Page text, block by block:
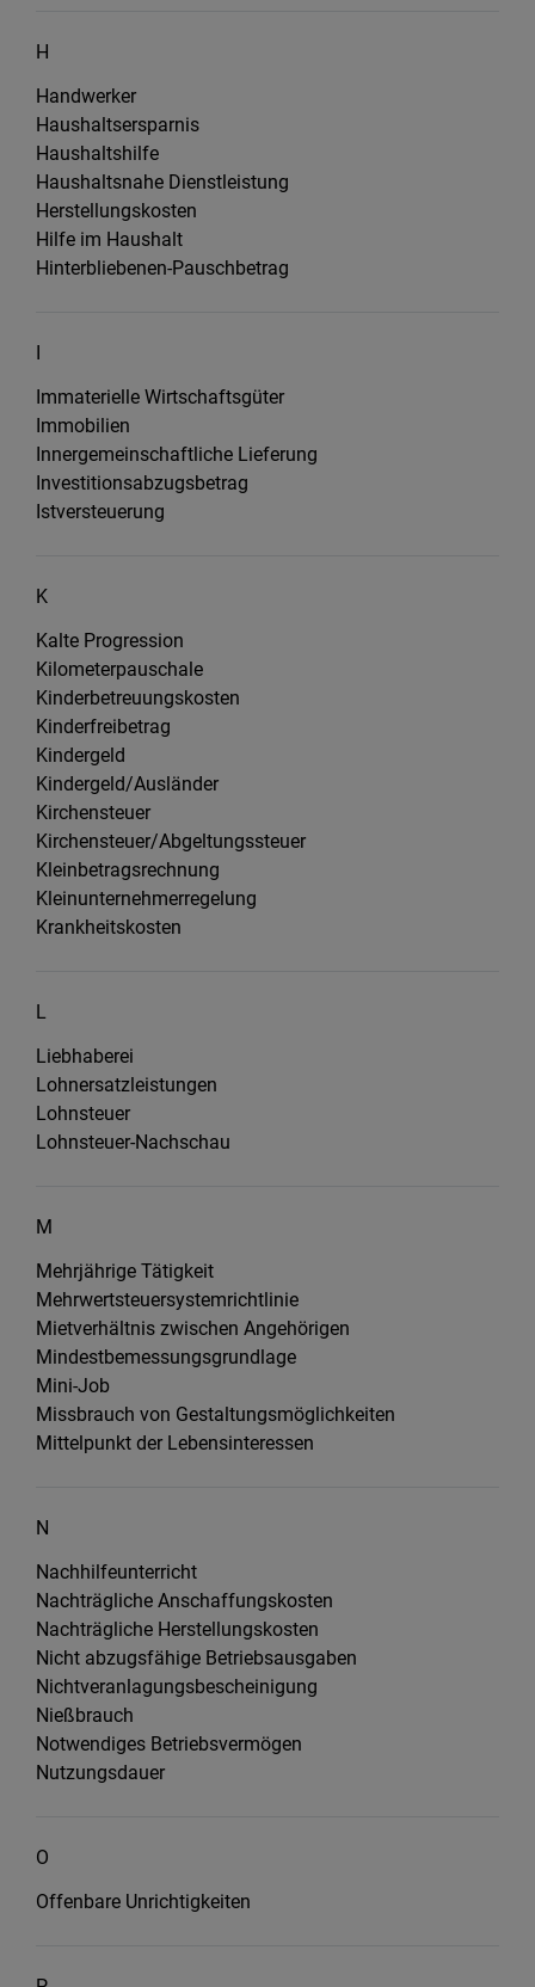
H
Handwerker
Haushaltsersparnis
Haushaltshilfe
Haushaltsnahe Dienstleistung
Herstellungskosten
Hilfe im Haushalt
Hinterbliebenen-Pauschbetrag
I
Immaterielle Wirtschaftsgüter
Immobilien
Innergemeinschaftliche Lieferung
Investitionsabzugsbetrag
Istversteuerung
K
Kalte Progression
Kilometerpauschale
Kinderbetreuungskosten
Kinderfreibetrag
Kindergeld
Kindergeld/Ausländer
Kirchensteuer
Kirchensteuer/Abgeltungssteuer
Kleinbetragsrechnung
Kleinunternehmerregelung
Krankheitskosten
L
Liebhaberei
Lohnersatzleistungen
Lohnsteuer
Lohnsteuer-Nachschau
M
Mehrjährige Tätigkeit
Mehrwertsteuersystemrichtlinie
Mietverhältnis zwischen Angehörigen
Mindestbemessungsgrundlage
Mini-Job
Missbrauch von Gestaltungsmöglichkeiten
Mittelpunkt der Lebensinteressen
N
Nachhilfeunterricht
Nachträgliche Anschaffungskosten
Nachträgliche Herstellungskosten
Nicht abzugsfähige Betriebsausgaben
Nichtveranlagungsbescheinigung
Nießbrauch
Notwendiges Betriebsvermögen
Nutzungsdauer
O
Offenbare Unrichtigkeiten